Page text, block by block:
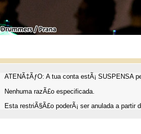
ATENÃ‡ÃƒO: A tua conta estÃ¡ SUSPENSA
Nenhuma razÃ£o especificada.
Esta restriÃ§Ã£o poderÃ¡ ser anulada a partir